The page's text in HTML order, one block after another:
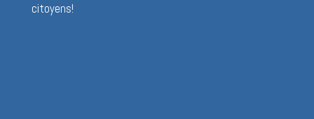
citoyens!